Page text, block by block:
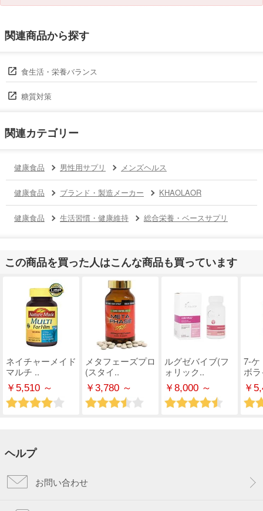
関連商品から探す
食生活・栄養バランス
糖質対策
関連カテゴリー
健康食品 男性用サプリ メンズヘルス
健康食品 ブランド・製造メーカー KHAOLAOR
健康食品 生活習慣・健康維持 総合栄養・ベースサプリ
この商品を買った人はこんな商品も買っています
ネイチャーメイド
マルチ ..
￥5,510 ～
メタフェーズプロ
(スタイ..
￥3,780 ～
ルグゼバイブ(フ
ォリック..
￥8,000 ～
7-ケ
ボ
￥
ヘルプ
お問い合わせ